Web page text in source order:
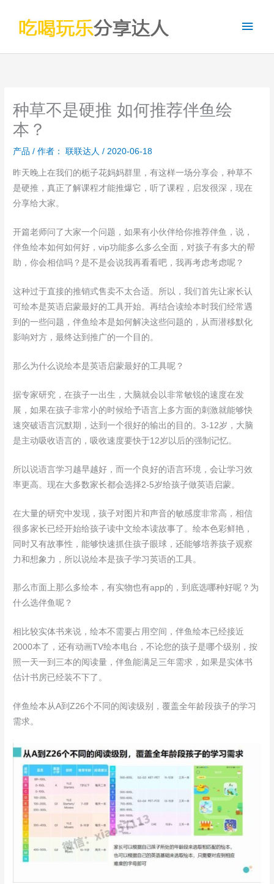
容
主
菜
种草不是硬推 如何推荐伴鱼绘
本？
产品 / 作者： 联联达人/ 2020-06-18
昨天晚上在我们的栀子花妈妈群里，有这样一场分享会，种草不
是硬推，真正了解课程才能推爆它，听了课程，启发很深，现在
分享给大家。
开篇老师问了大家一个问题，如果有小伙伴给你推荐伴鱼，说，
伴鱼绘本如何如何好，vip功能多么多么全面，对孩子有多大的帮
助，你会相信吗？是不是会说我再看看吧，我再考虑考虑呢？
这种过于直接的推销式售卖不太合适。所以，我们首先让家长认
可绘本是英语启蒙最好的工具开始。再结合读绘本时我们经常遇
到的一些问题，伴鱼绘本是如何解决这些问题的，从而潜移默化
影响对方，最终达到推广的一个目的。
那么为什么说绘本是英语启蒙最好的工具呢？
据专家研究，在孩子一出生，大脑就会以非常敏锐的速度在发
展，如果在孩子非常小的时候给予语言上多方面的刺激就能够快
速突破语言沉默期，达到一个很好的输出的目的。3-12岁，大脑
是主动吸收语言的，吸收速度要快于12岁以后的强制记忆。
所以说语言学习越早越好，而一个良好的语言环境，会让学习效
率更高。现在大多数家长都会选择2-5岁给孩子做英语启蒙。
在大量的研究中发现，孩子对图片和声音的敏感度非常高，相信
很多家长已经开始给孩子读中文绘本读故事了。绘本色彩鲜艳，
同时又有故事性，能够快速抓住孩子眼球，还能够培养孩子观察
力和想象力，所以说绘本是孩子学习英语的工具。
那么市面上那么多绘本，有实物也有app的，到底选哪种好呢？为
什么选伴鱼呢？
相比较实体书来说，绘本不需要占用空间，伴鱼绘本已经接近
2000本了，还有动画TV绘本电台，不论您的孩子是哪个级别，按
照一天一到三本的阅读量，伴鱼能满足三年需求，如果是实体书
估计书房已经装不下了。
伴鱼绘本从A到Z26个不同的阅读级别，覆盖全年龄段孩子的学习
需求。